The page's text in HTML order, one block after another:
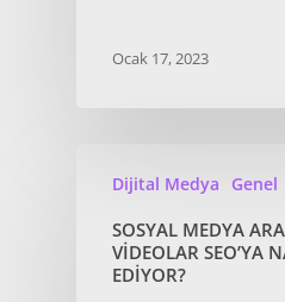
Ocak 17, 2023
Dijital Medya Genel
SOSYAL MEDYA
VIDEOLAR SEO’YA
EDIYOR?